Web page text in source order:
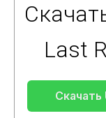
Last
Скачать